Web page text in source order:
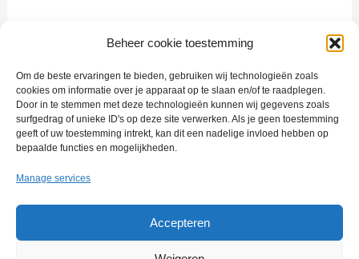
Beheer cookie toestemming
Om de beste ervaringen te bieden, gebruiken wij technologieën zoals
cookies om informatie over je apparaat op te slaan en/of te raadplegen.
Door in te stemmen met deze technologieën kunnen wij gegevens zoals
surfgedrag of unieke ID's op deze site verwerken. Als je geen toestemming
geeft of uw toestemming intrekt, kan dit een nadelige invloed hebben op
bepaalde functies en mogelijkheden.
Manage services
Accepteren
The program for multitalented people with the will to excel.
Privacyverklaring